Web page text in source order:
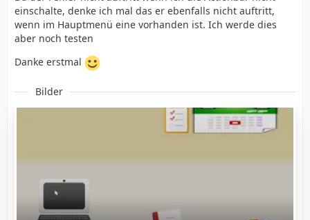
einschalte, denke ich mal das er ebenfalls nicht auftritt,
wenn im Hauptmenü eine vorhanden ist. Ich werde dies
aber noch testen
Danke erstmal
Bilder